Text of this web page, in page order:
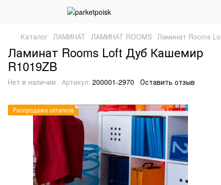
Каталог ЛАМИНАТ ЛАМИНАТ ROOMS Ламинат Rooms
Ламинат Rooms Loft Дуб Кашемир
R1019ZB
Нет в наличии Артикул: 200001-2970 Оставить отзыв
Распродажа остатков